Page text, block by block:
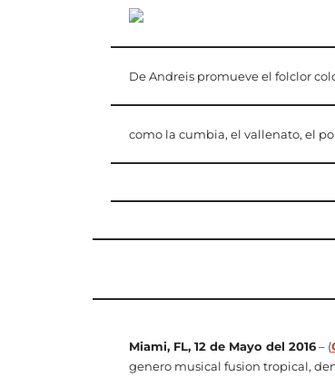
De Andreis promueve el folclor
como la cumbia, el vallenato, el
Miami, FL, 12 de Mayo del 2016– (
genero musical fusion tropical,